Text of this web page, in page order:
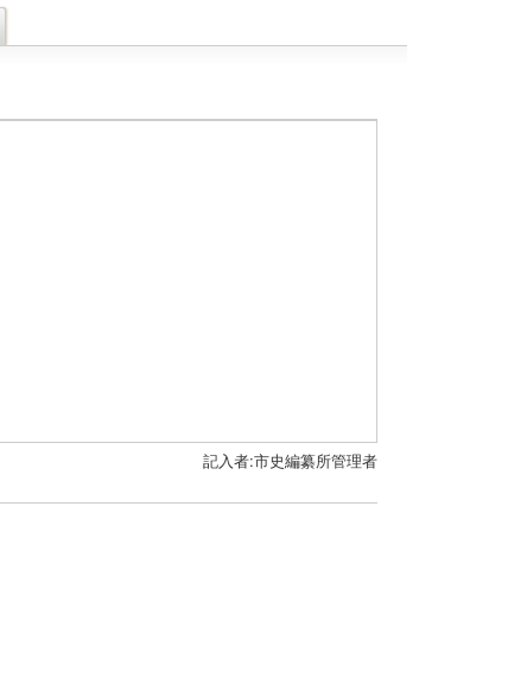
記入者:市史編纂所管理者